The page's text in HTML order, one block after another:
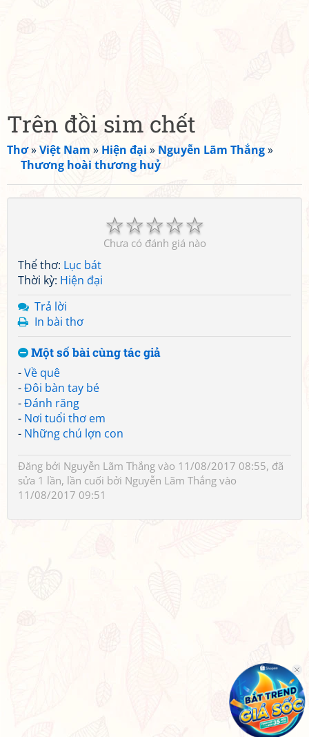
Trên đồi sim chết
Thơ»Việt Nam » Hiện đại » Nguyễn Lãm Thắng»
Thương hoài thương huỷ
☆
☆
☆
☆
☆
Chưa có đánh giá nào
Thể thơ: Lục bát
Thời kỳ: Hiện đại
Trả lời
In bài thơ
Một số bài cùng tác giả
-Về quê
-Đôi bàn tay bé
-Đánh răng
- Nơi tuổi thơ em
- Những chú lợn con
Đăng bởi Nguyễn Lãm Thắng vào 11/08/2017 08:55, đã
sửa 1 lần, lần cuối bởi Nguyễn Lãm Thắng vào
11/08/2017 09:51